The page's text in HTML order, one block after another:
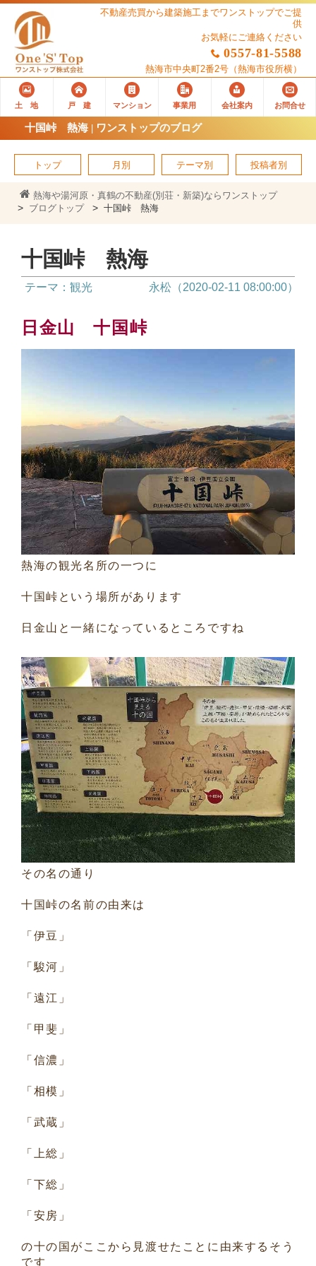
不動産売買から建築施工までワンストップでご提
供
お気軽にご連絡ください
0557-81-5588
熱海市中央町2番2号 （熱海市役所横）
土 地 戸 建 マンション 事業用 会社案内 お問合せ
十国峠 熱海 | ワンストップのブログ
トップ 月別 テーマ別 投稿者別
熱海や湯河原・真鶴の不動産(別荘・新築)ならワンストップ
ブログトップ
十国峠 熱海
十国峠 熱海
テーマ：観光 永松（2020-02-11 08:00:00）
日金山 十国峠
熱海の観光名所の一つに
十国峠という場所があります
日金山と一緒になっているところですね
その名の通り
十国峠の名前の由来は
「伊豆」
「駿河」
「遠江」
「甲斐」
「信濃」
「相模」
「武蔵」
「上総」
「下総」
「安房」
の十の国がここから見渡せたことに由来するそう
です